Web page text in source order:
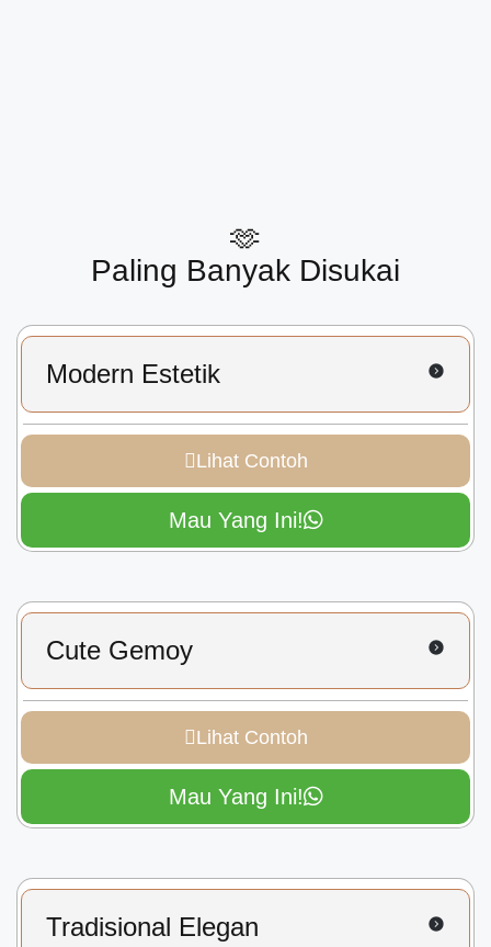
🫶
Paling Banyak Disukai
Modern Estetik
Lihat Contoh
Mau Yang Ini!
Cute Gemoy
Lihat Contoh
Mau Yang Ini!
Tradisional Elegan